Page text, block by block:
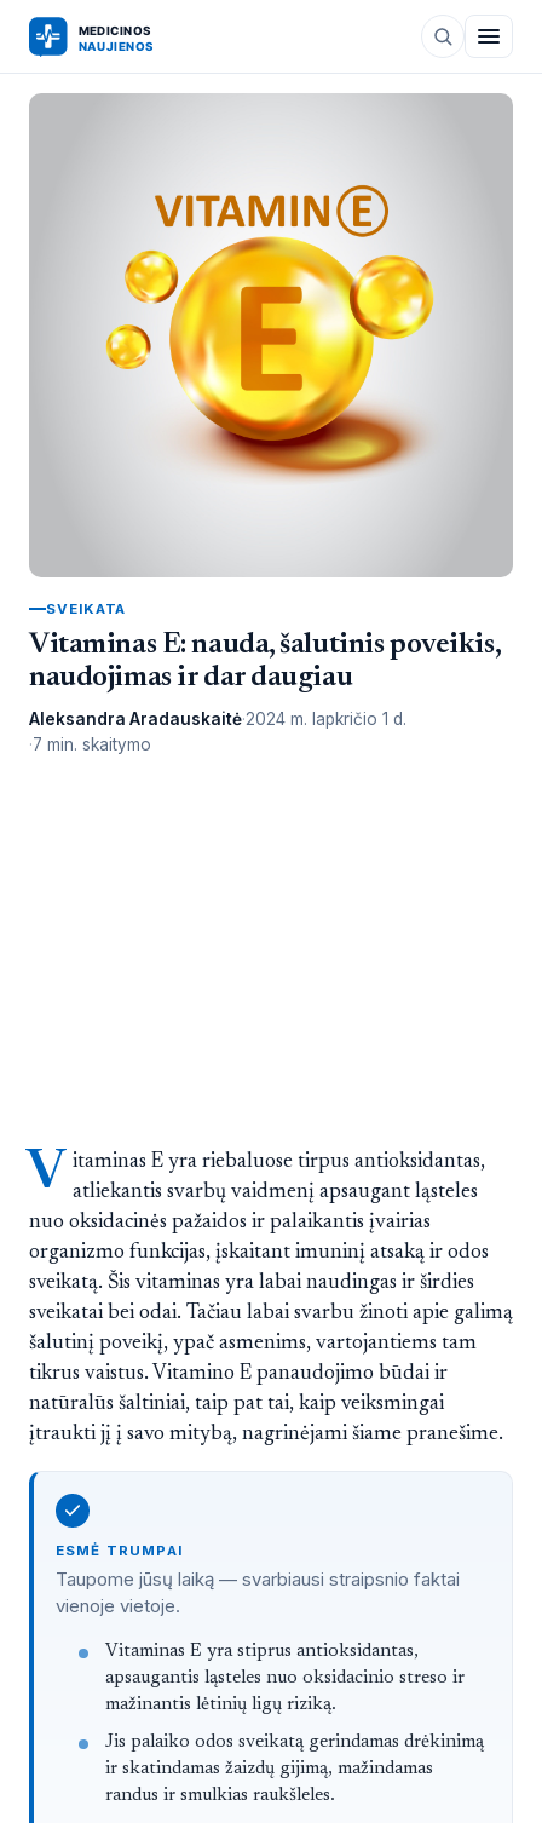
SVEIKATA
Vitaminas E: nauda, šalutinis poveikis,
naudojimas ir dar daugiau
Aleksandra Aradauskaitė 2024 m. lapkričio 1 d.
7 min. skaitymo
V itaminas E yra riebaluose tirpus antioksidantas,
atliekantis svarbų vaidmenį apsaugant ląsteles
nuo oksidacinės pažaidos ir palaikantis įvairias
organizmo funkcijas, įskaitant imuninį atsaką ir odos
sveikatą. Šis vitaminas yra labai naudingas ir širdies
sveikatai bei odai. Tačiau labai svarbu žinoti apie galimą
šalutinį poveikį, ypač asmenims, vartojantiems tam
tikrus vaistus. Vitamino E panaudojimo būdai ir
natūralūs šaltiniai, taip pat tai, kaip veiksmingai
įtraukti jį į savo mitybą, nagrinėjami šiame pranešime.
ESMĖ TRUMPAI
Taupome jūsų laiką — svarbiausi straipsnio faktai
vienoje vietoje.
Straipsnis trumpai
Vitaminas E yra stiprus antioksidantas,
apsaugantis ląsteles nuo oksidacinio streso ir
mažinantis lėtinių ligų riziką.
Jis palaiko odos sveikatą gerindamas drėkinimą
ir skatindamas žaizdų gijimą, mažindamas
randus ir smulkias raukšleles.